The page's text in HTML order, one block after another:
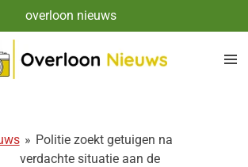
overloon nieuws
» Politie zoekt getuigen na
verdachte situatie aan de